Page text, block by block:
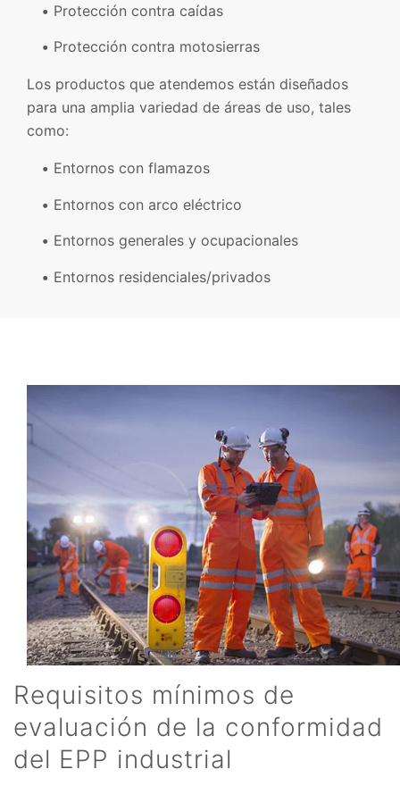
Protección contra caídas
Protección contra motosierras
Los productos que atendemos están diseñados
para una amplia variedad de áreas de uso, tales
como:
Entornos con flamazos
Entornos con arco eléctrico
Entornos generales y ocupacionales
Entornos residenciales/privados
Requisitos mínimos de
evaluación de la conformidad
del EPP industrial